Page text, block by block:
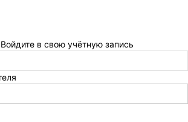
в свою учётную запись